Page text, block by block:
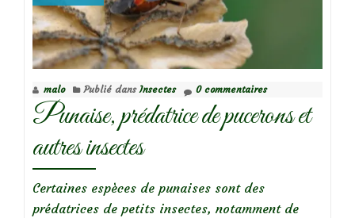
(Pentatoma
rufipes)
malo Publié dansInsectes 0 commentaires
Punaise, prédatrice de pucerons et
autres insectes
Certaines espèces de punaises sont des
prédatrices de petits insectes, notamment de